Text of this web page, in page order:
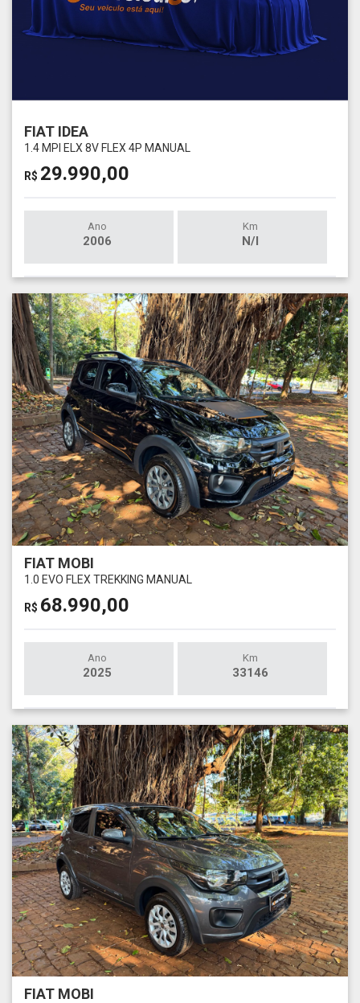
FIAT IDEA
1.4 MPI ELX 8V FLEX 4P MANUAL
R$ 29.990,00
Ano
2006
Km
N/I
FIAT MOBI
1.0 EVO FLEX TREKKING MANUAL
R$ 68.990,00
Ano
2025
Km
33146
FIAT MOBI